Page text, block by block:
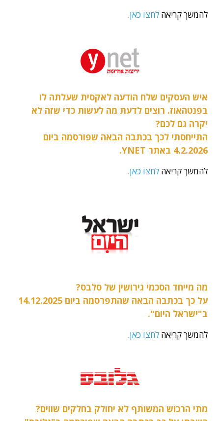
להמשך קריאה לחצו כאן.
איש העסקים שלח הודעה לאקסית שעלתה לו
בפנטהאוז. רוצים לדעת מה לעשות כדי שזה לא
יקרה גם לכם?
התייחסתי לכך בכתבה הבאה שפורסמה ביום
4.2.2026 באתר YNET.
להמשך קריאה לחצו כאן.
מה מייחד הסכמי גירושין של סלבס?
על כך בכתבה הבאה שהתפרסמה ביום 14.12.2025
ב"ישראל היום".
להמשך קריאה לחצו כאן.
מתי הרכוש המשותף לא יחולק בחלקים שווים?